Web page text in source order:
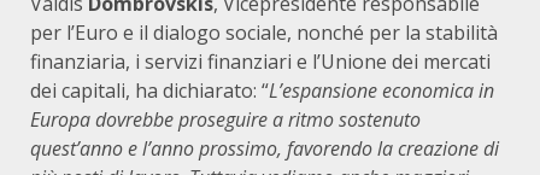
per l’Euro e il dialogo sociale, nonché per la stabilità
finanziaria, i servizi finanziari e l’Unione dei mercati
dei capitali, ha dichiarato: “L’espansione economica in
Europa dovrebbe proseguire a ritmo sostenuto
quest’anno e l’anno prossimo, favorendo la creazione di